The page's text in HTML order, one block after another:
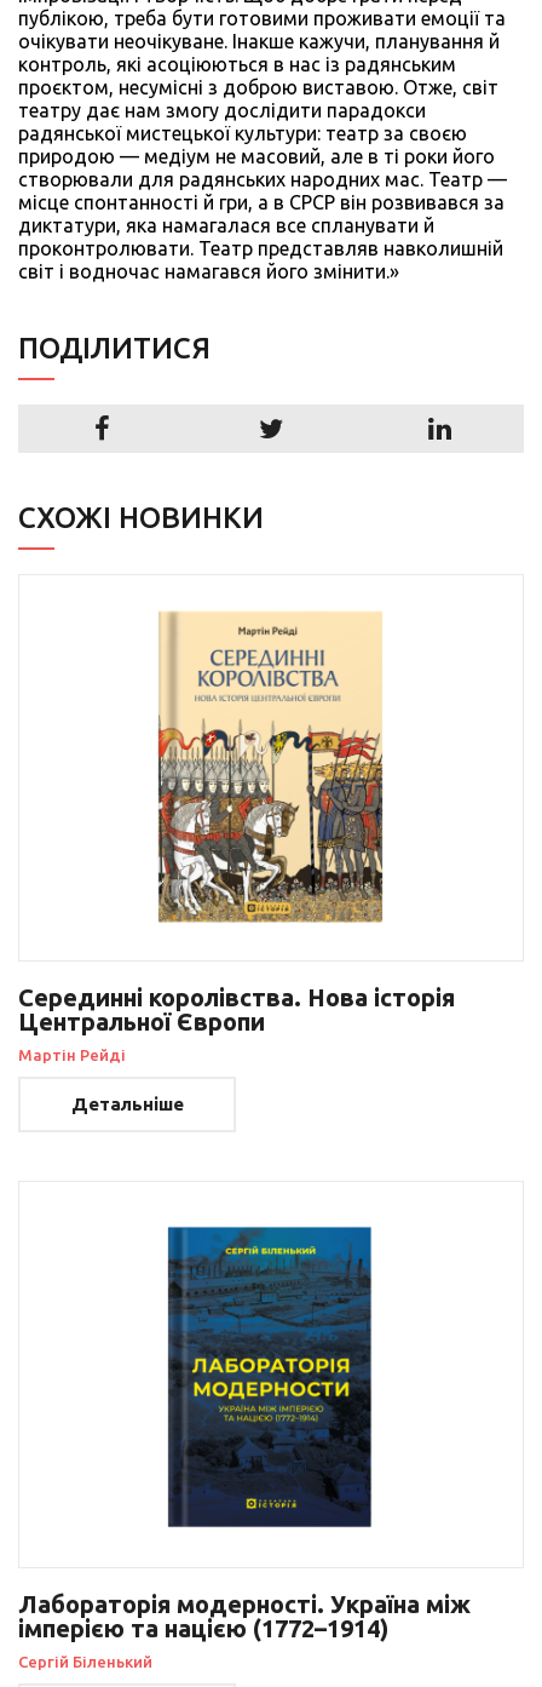
публікою, треба бути готовими проживати емоції та
очікувати неочікуване. Інакше кажучи, планування й
контроль, які асоціюються в нас із радянським
проєктом, несумісні з доброю виставою. Отже, світ
театру дає нам змогу дослідити парадокси
радянської мистецької культури: театр за своєю
природою — медіум не масовий, але в ті роки його
створювали для радянських народних мас. Театр —
місце спонтанності й гри, а в СРСР він розвивався за
диктатури, яка намагалася все спланувати й
проконтролювати. Театр представляв навколишній
світ і водночас намагався його змінити.»
ПОДIЛИТИСЯ
СХОЖІ НОВИНКИ
Серединні королівства. Нова історія
Центральної Європи
Мартін Рейді
Детальніше
Лабораторія модерності. Україна між
імперією та нацією (1772–1914)
Сергій Біленький